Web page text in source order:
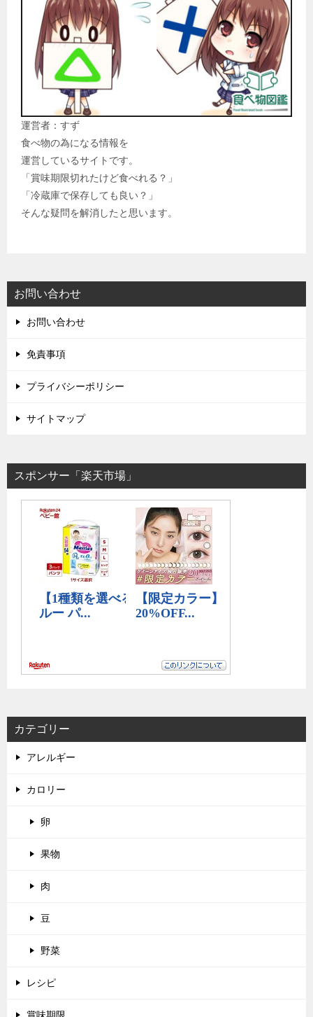
運営者：すず
食べ物の為になる情報を
運営しているサイトです。
「賞味期限切れたけど食べれる？」
「冷蔵庫で保存しても良い？」
そんな疑問を解消したと思います。
お問い合わせ
お問い合わせ
免責事項
プライバシーポリシー
サイトマップ
スポンサー「楽天市場」
カテゴリー
アレルギー
カロリー
卵
果物
肉
豆
野菜
レシピ
賞味期限